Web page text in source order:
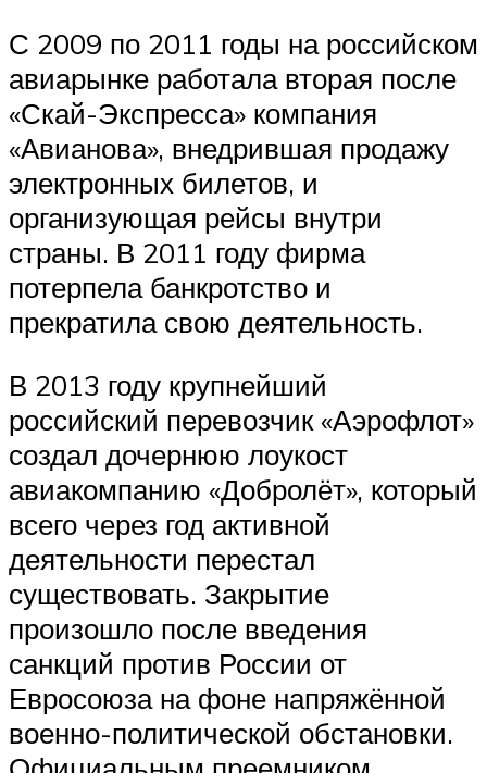
С 2009 по 2011 годы на российском
авиарынке работала вторая после
«Скай-Экспресса» компания
«Авианова», внедрившая продажу
электронных билетов, и
организующая рейсы внутри
страны. В 2011 году фирма
потерпела банкротство и
прекратила свою деятельность.
В 2013 году крупнейший
российский перевозчик «Аэрофлот»
создал дочернюю лоукост
авиакомпанию «Добролёт», который
всего через год активной
деятельности перестал
существовать. Закрытие
произошло после введения
санкций против России от
Евросоюза на фоне напряжённой
военно-политической обстановки.